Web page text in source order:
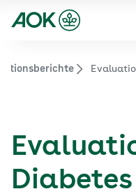
Zum
Zur
Zur Startseite von der